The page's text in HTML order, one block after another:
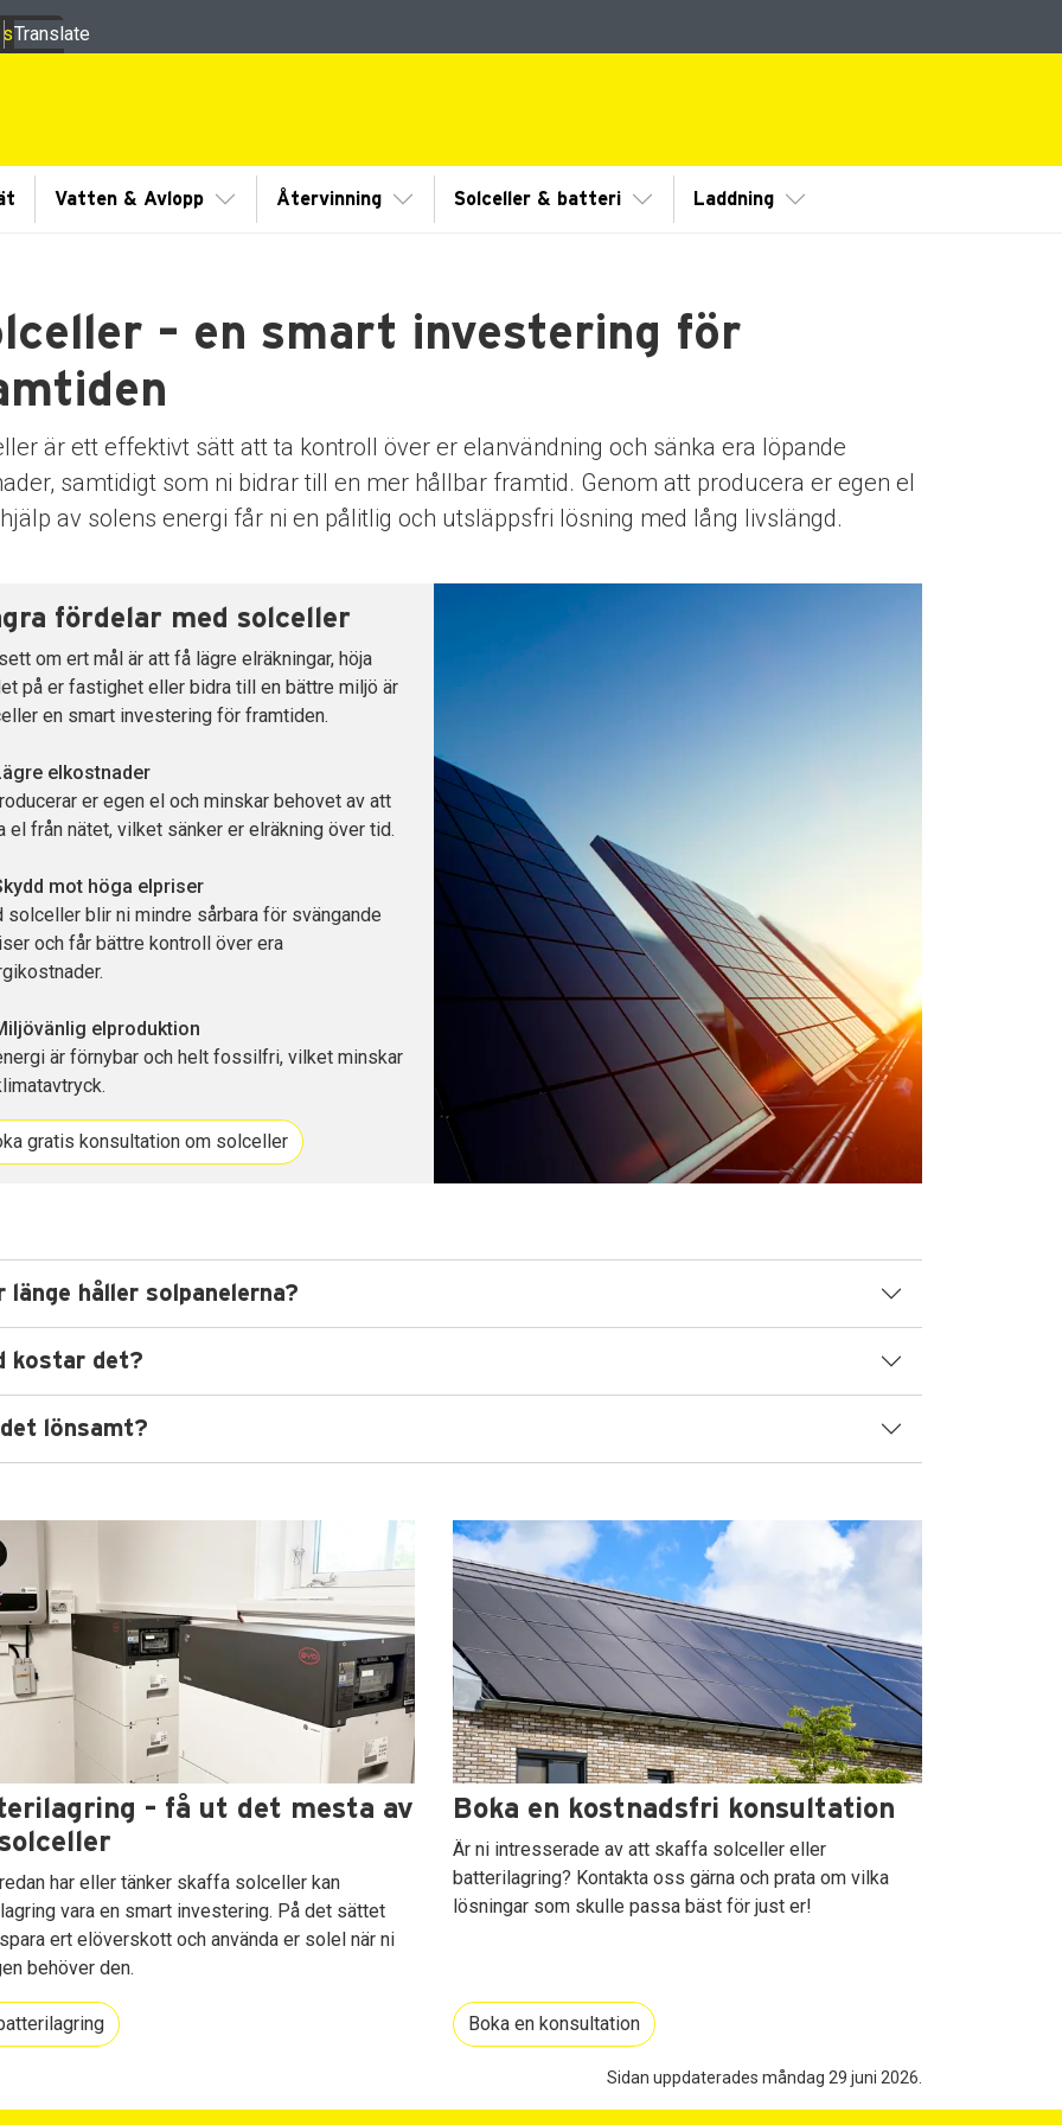
Vatten & Avlopp Visa/Göm undermeny
Återvinning Visa/Göm undermeny
Solceller & batteri Visa/Göm undermeny
Laddning Visa/Göm undermeny
Translate
– en smart investering för
är ett effektivt sätt att ta kontroll över er elanvändning och sänka era löpande
samtidigt som ni bidrar till en mer hållbar framtid. Genom att producera er egen el
av solens energi får ni en pålitlig och utsläppsfri lösning med lång livslängd.
fördelar med solceller
om ert mål är att få lägre elräkningar, höja
på er fastighet eller bidra till en bättre miljö är
en smart investering för framtiden.
elkostnader
er egen el och minskar behovet av att
el från nätet, vilket sänker er elräkning över tid.
mot höga elpriser
solceller blir ni mindre sårbara för svängande
och får bättre kontroll över era
elproduktion
är förnybar och helt fossilfri, vilket minskar
gratis konsultation om solceller
länge håller solpanelerna?
kostar det?
lönsamt?
– få ut det mesta av
har eller tänker skaffa solceller kan
vara en smart investering. På det sättet
ert elöverskott och använda er solel när ni
behöver den.
Boka en kostnadsfri konsultation
Är ni intresserade av att skaffa solceller eller
batterilagring? Kontakta oss gärna och prata om vilka
lösningar som skulle passa bäst för just er!
Boka en konsultation
Sidan uppdaterades måndag 29 juni 2026.